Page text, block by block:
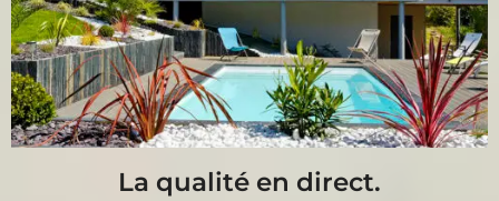
La qualité en direct.